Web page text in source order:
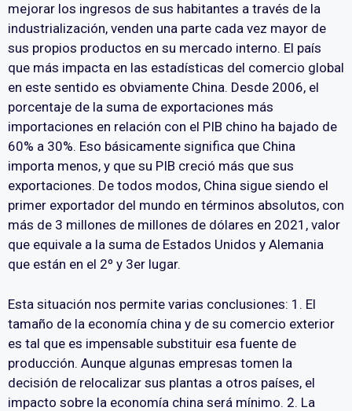
mejorar los ingresos de sus habitantes a través de la
industrialización, venden una parte cada vez mayor de
sus propios productos en su mercado interno. El país
que más impacta en las estadísticas del comercio global
en este sentido es obviamente China. Desde 2006, el
porcentaje de la suma de exportaciones más
importaciones en relación con el PIB chino ha bajado de
60% a 30%. Eso básicamente significa que China
importa menos, y que su PIB creció más que sus
exportaciones. De todos modos, China sigue siendo el
primer exportador del mundo en términos absolutos, con
más de 3 millones de millones de dólares en 2021, valor
que equivale a la suma de Estados Unidos y Alemania
que están en el 2º y 3er lugar.
Esta situación nos permite varias conclusiones: 1. El
tamaño de la economía china y de su comercio exterior
es tal que es impensable substituir esa fuente de
producción. Aunque algunas empresas tomen la
decisión de relocalizar sus plantas a otros países, el
impacto sobre la economía china será mínimo. 2. La